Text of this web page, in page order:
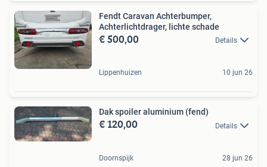
Fendt Caravan Achterbumper,
Achterlichtdrager, lichte schade
€ 500,00 Details
Lippenhuizen 10 jun 26
Dak spoiler aluminium (fend)
€ 120,00 Details
Doornspijk 28 jun 26